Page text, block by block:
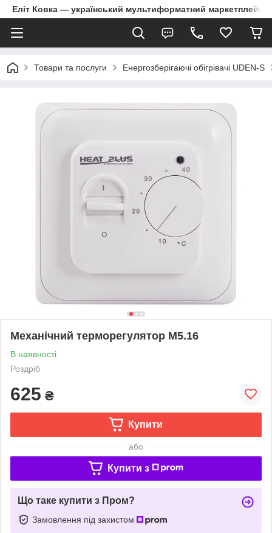
Еліт Ковка — український мультиформатний маркетплейс
Товари та послуги Енергозберігаючі обігрівачі UDEN-S
Механічний терморегулятор M5.16
В наявності
Роздріб
625 ₴
Купити
або
Купити з
Що таке купити з Пром?
Замовлення під захистом